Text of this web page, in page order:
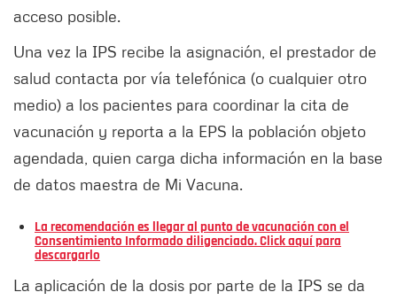
acceso posible.
Una vez la IPS recibe la asignación, el prestador de
salud contacta por vía telefónica (o cualquier otro
medio) a los pacientes para coordinar la cita de
vacunación y reporta a la EPS la población objeto
agendada, quien carga dicha información en la base
de datos maestra de Mi Vacuna.
La recomendación es llegar al punto de vacunación con el
Consentimiento Informado diligenciado. Click aquí para
descargarlo
La aplicación de la dosis por parte de la IPS se da